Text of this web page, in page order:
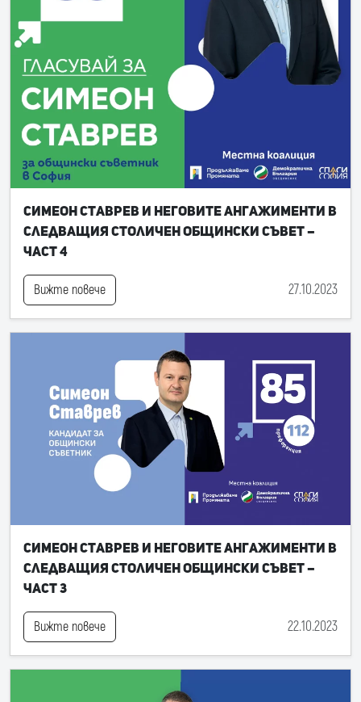
Симеон Ставрев и неговите ангажименти в
следващия Столичен общински съвет –
част 4
Вижте повече 27.10.2023
Симеон Ставрев и неговите ангажименти в
следващия Столичен общински съвет –
част 3
Вижте повече 22.10.2023